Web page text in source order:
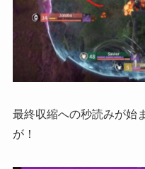
最終収縮への秒読みが始
が！